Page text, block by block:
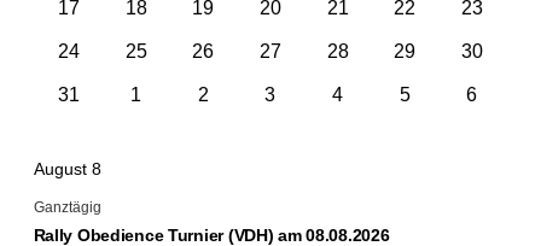
0
17
0
18
0
19
0
20
0
21
0
22
0
23
0
24
0
25
0
26
0
27
0
28
0
29
0
30
0
31
0
1
0
2
0
3
0
4
0
5
0
6
August 8
Ganztägig
Rally Obedience Turnier (VDH) am 08.08.2026